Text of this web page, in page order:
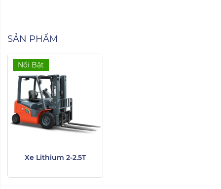
SẢN PHẨM
Nổi Bật
Xe Lithium 2-2.5T